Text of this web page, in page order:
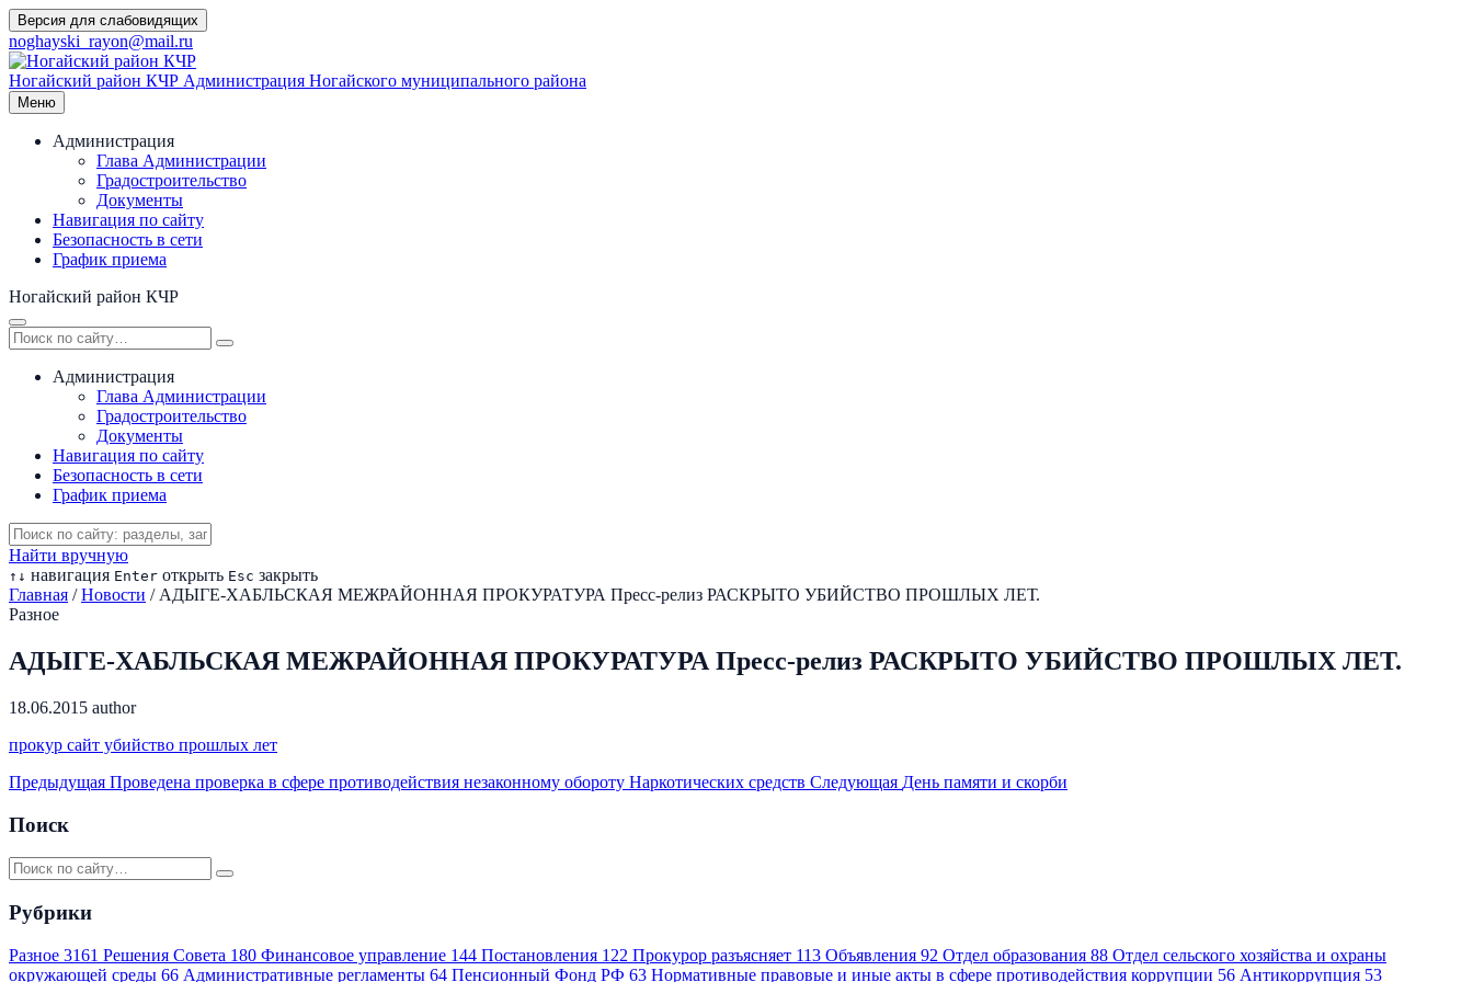
Перейти
к
содержимому
Версия для слабовидящих
noghayski_rayon@mail.ru
Ногайский район КЧР Администрация Ногайского муниципального района
Меню
Администрация
Глава Администрации
Градостроительство
Документы
Навигация по сайту
Безопасность в сети
График приема
Ногайский район КЧР
Администрация
Глава Администрации
Градостроительство
Документы
Навигация по сайту
Безопасность в сети
График приема
Найти вручную
↑ ↓ навигация Enter открыть Esc закрыть
Главная / Новости / АДЫГЕ-ХАБЛЬСКАЯ МЕЖРАЙОННАЯ ПРОКУРАТУРА Пресс-релиз РАСКРЫТО УБИЙСТВО ПРОШЛЫХ ЛЕТ.
Разное
АДЫГЕ-ХАБЛЬСКАЯ МЕЖРАЙОННАЯ ПРОКУРАТУРА Пресс-релиз РАСКРЫТО УБИЙСТВО ПРОШЛЫХ ЛЕТ.
18.06.2015 author
прокур сайт убийство прошлых лет
Предыдущая Проведена проверка в сфере противодействия незаконному обороту Наркотических средств Следующая День памяти и скорби
Поиск
Рубрики
Разное 3161 Решения Совета 180 Финансовое управление 144 Постановления 122 Прокурор разъясняет 113 Объявления 92 Отдел образования 88 Отдел сельского хозяйства и охраны
окружающей среды 66 Административные регламенты 64 Пенсионный Фонд РФ 63 Нормативные правовые и иные акты в сфере противодействия коррупции 56 Антикоррупция 53